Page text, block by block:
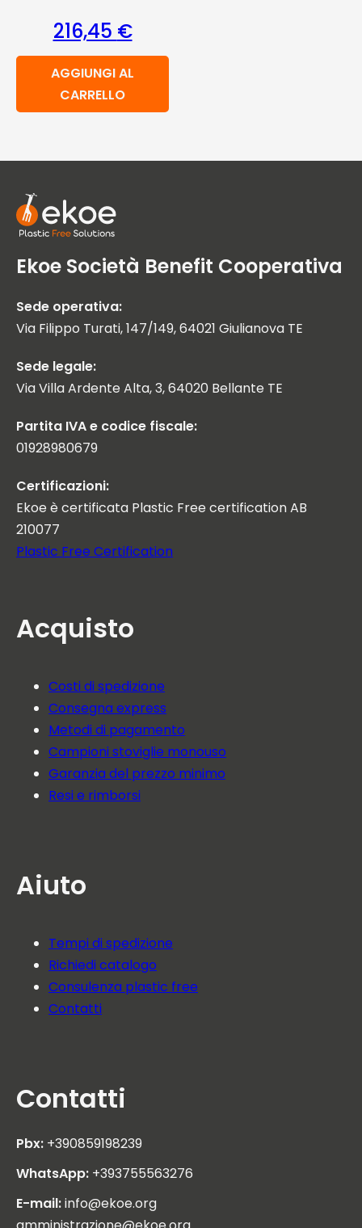
216,45 €
AGGIUNGI AL
CARRELLO
Ekoe Società Benefit Cooperativa
Sede operativa:
Via Filippo Turati, 147/149, 64021 Giulianova TE
Sede legale:
Via Villa Ardente Alta, 3, 64020 Bellante TE
Partita IVA e codice fiscale:
01928980679
Certificazioni:
Ekoe è certificata Plastic Free certification AB
210077
Plastic Free Certification
Acquisto
Costi di spedizione
Consegna express
Metodi di pagamento
Campioni stoviglie monouso
Garanzia del prezzo minimo
Resi e rimborsi
Aiuto
Tempi di spedizione
Richiedi catalogo
Consulenza plastic free
Contatti
Contatti
Pbx: +390859198239
WhatsApp: +393755563276
E-mail:info@ekoe.org